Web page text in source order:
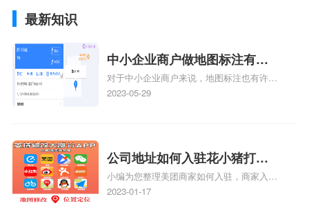
最新知识
中小企业商户做地图标注有什
么好处
对于中小企业商户来说，地图标注也有许多
好处，包括：提高可见性和曝光率：通过在
位置，增加商户被发现的机会。方便客户导
航：地图标注可以帮助客户更容易地找到商
户的实际位置。特别是对于新客户或不熟悉
该地区的客户来说，地图标注可以提供明确
2023-05-29
公司地址如何入驻花小猪打车
地图标记？指路人地图标注服
务中心铺如何入驻花小猪打车
小编为您整理美团商家如何入驻，商家入驻
教程、商家如何入驻地图、如何入驻地:、
2023-01-17